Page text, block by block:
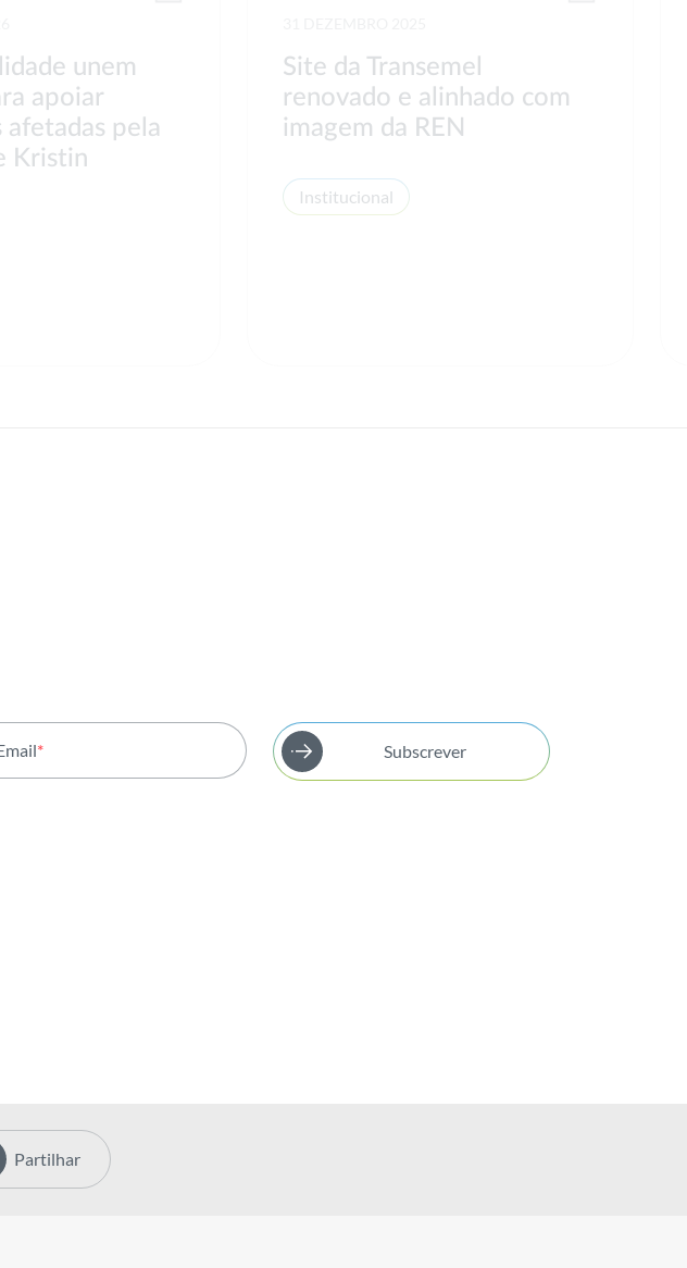
unem
apoiar
pela
Kristin
Site da Transemel
renovado e alinhado com
imagem da REN
Institucional
* Subscrever
Partilhar